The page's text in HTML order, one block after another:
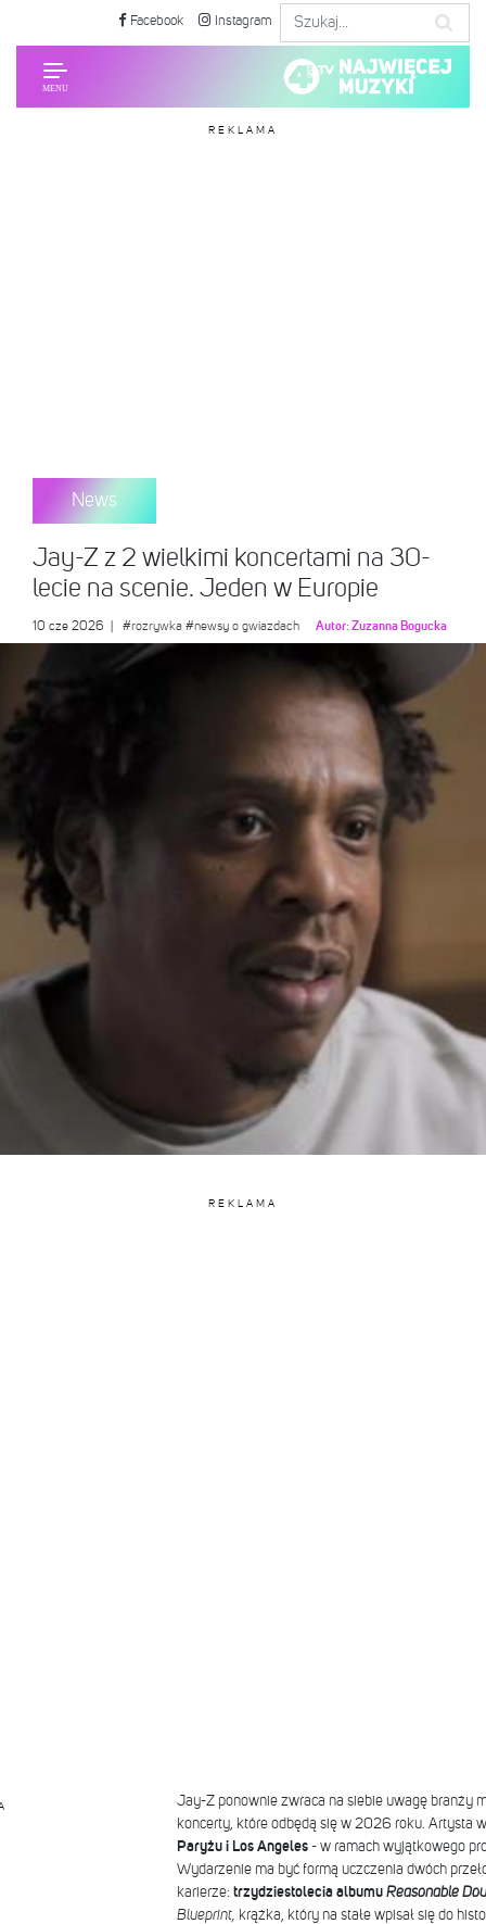
Facebook Instagram
REKLAMA
News
Jay-Z z 2 wielkimi koncertami na 30-
lecie na scenie. Jeden w Europie
10 cze 2026 #rozrywka #newsy o gwiazdach Autor:Zuzanna Bogucka
REKLAMA
Jay-Z ponownie zwraca na siebie uwagę branży
koncerty, które odbędą się w 2026 roku. Artysta
Paryżu i Los Angeles- w ramach wyjątkowego
Wydarzenie ma być formą uczczenia dwóch
karierze: trzydziestolecia albumu Reasonable
Blueprint, krążka, który na stałe wpisał się do